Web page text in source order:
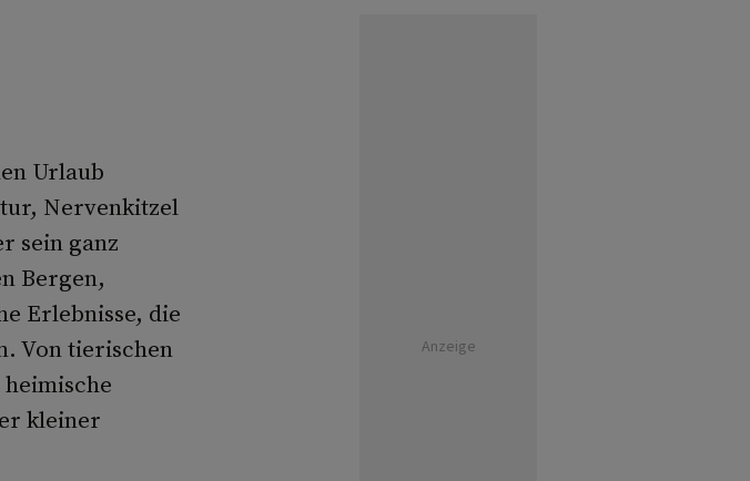
Urlaub
Nervenkitzel
sein ganz
Bergen,
Erlebnisse, die
Von tierischen
kleiner
Anzeige